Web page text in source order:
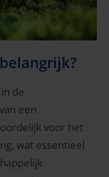
de
een
voor het
wat essentieel